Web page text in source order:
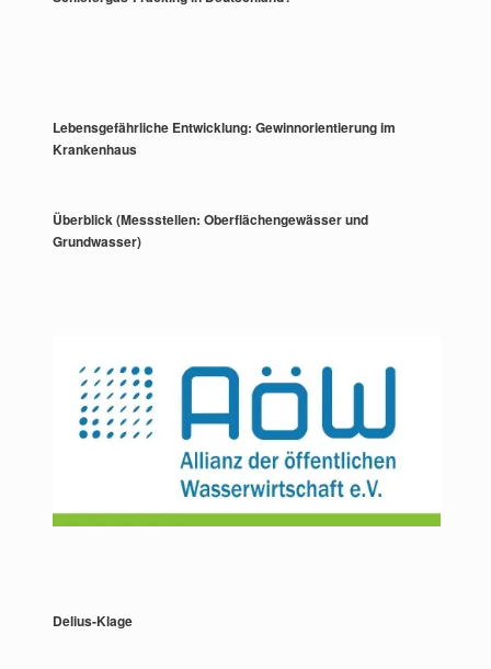
Lebensgefährliche Entwicklung: Gewinnorientierung im
Krankenhaus
Überblick (Messstellen: Oberflächengewässer und
Grundwasser)
Delius-Klage